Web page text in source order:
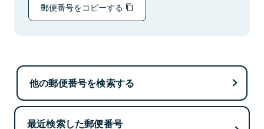
郵便番号をコピーする
他の郵便番号を検索する
最近検索した郵便番号